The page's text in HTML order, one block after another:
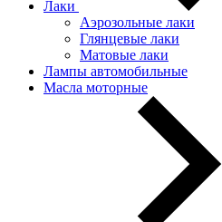
Лаки
Аэрозольные лаки
Глянцевые лаки
Матовые лаки
Лампы автомобильные
Масла моторные